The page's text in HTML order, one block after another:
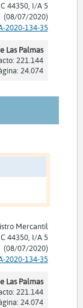
44350, I/A 5
(08/07/2020)
2020-134-35
Las Palmas
221.144
24.074
Mercantil
44350, I/A 5
(08/07/2020)
2020-134-35
Las Palmas
221.144
24.074